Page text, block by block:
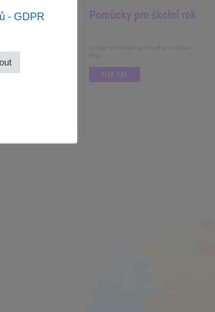
Seznam potřebných pomůcek pro každou
- GDPR